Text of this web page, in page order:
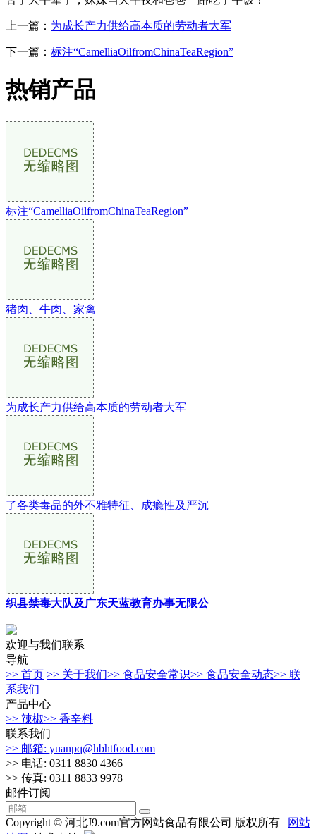
上一篇： 为成长产力供给高本质的劳动者大军
下一篇： 标注“CamelliaOilfromChinaTeaRegion”
热销产品
标注“CamelliaOilfromChinaTeaRegion”
猪肉、牛肉、家禽
为成长产力供给高本质的劳动者大军
了各类毒品的外不雅特征、成瘾性及严沉
织县禁毒大队及广东天蓝教育办事无限公
欢迎与我们联系
导航
>> 首页 >> 关于我们>> 食品安全常识>> 食品安全动态>> 联
系我们
产品中心
>> 辣椒>> 香辛料
联系我们
>> 邮箱: yuanpq@hbhtfood.com
>> 电话: 0311 8830 4366
>> 传真: 0311 8833 9978
邮件订阅
Copyright © 河北J9.com官方网站食品有限公司 版权所有 | 网站